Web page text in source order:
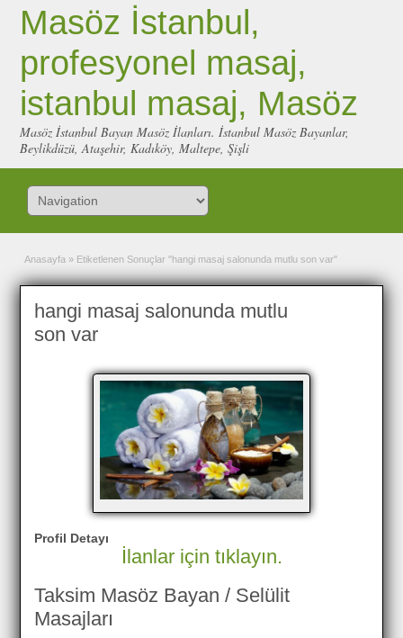
Masöz İstanbul,
profesyonel masaj,
istanbul masaj, Masöz
Masöz İstanbul Bayan Masöz İlanları. İstanbul Masöz Bayanlar,
Beylikdüzü, Ataşehir, Kadıköy, Maltepe, Şişli
Anasayfa » Etiketlenen Sonuçlar "hangi masaj salonunda mutlu son var"
hangi masaj salonunda mutlu
son var
Profil Detayı
İlanlar için tıklayın.
Taksim Masöz Bayan / Selülit
Masajları